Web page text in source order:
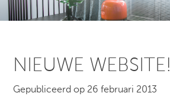
NIEUWE WEBSITE!
Gepubliceerd op 26 februari 2013